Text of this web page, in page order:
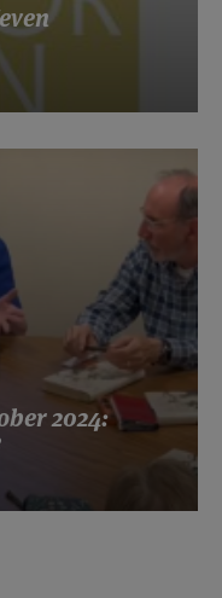
2024: